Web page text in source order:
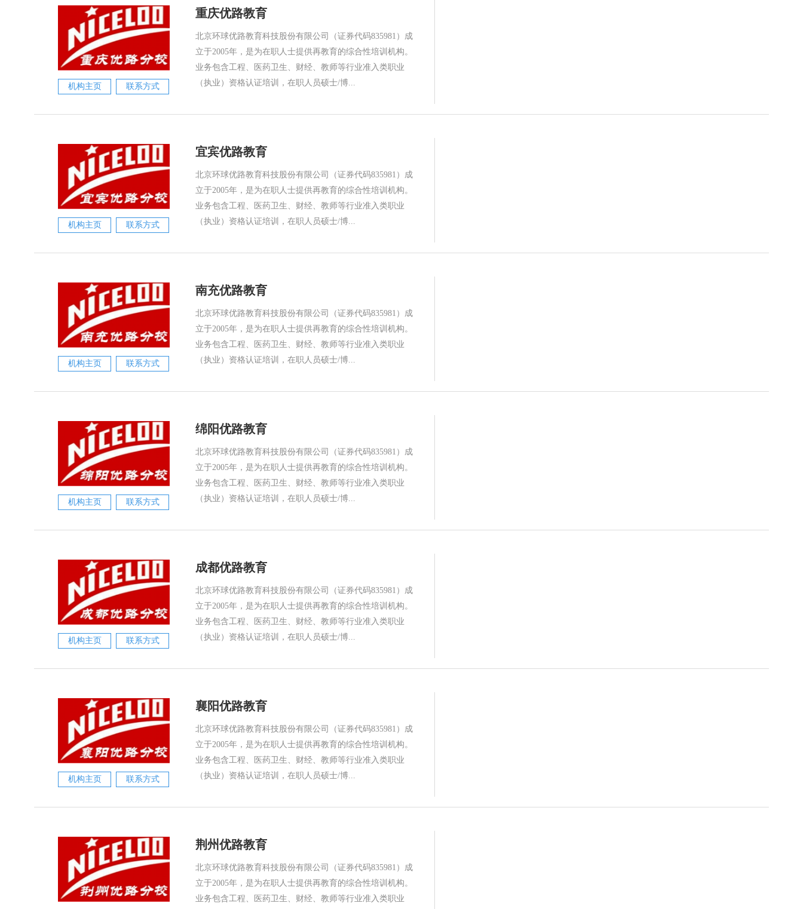
机构主页 联系方式
重庆优路教育
北京环球优路教育科技股份有限公司（证券代码835981）成
立于2005年，是为在职人士提供再教育的综合性培训机构。
业务包含工程、医药卫生、财经、教师等行业准入类职业
（执业）资格认证培训，在职人员硕士/博...
机构主页 联系方式
宜宾优路教育
北京环球优路教育科技股份有限公司（证券代码835981）成
立于2005年，是为在职人士提供再教育的综合性培训机构。
业务包含工程、医药卫生、财经、教师等行业准入类职业
（执业）资格认证培训，在职人员硕士/博...
机构主页 联系方式
南充优路教育
北京环球优路教育科技股份有限公司（证券代码835981）成
立于2005年，是为在职人士提供再教育的综合性培训机构。
业务包含工程、医药卫生、财经、教师等行业准入类职业
（执业）资格认证培训，在职人员硕士/博...
机构主页 联系方式
绵阳优路教育
北京环球优路教育科技股份有限公司（证券代码835981）成
立于2005年，是为在职人士提供再教育的综合性培训机构。
业务包含工程、医药卫生、财经、教师等行业准入类职业
（执业）资格认证培训，在职人员硕士/博...
机构主页 联系方式
成都优路教育
北京环球优路教育科技股份有限公司（证券代码835981）成
立于2005年，是为在职人士提供再教育的综合性培训机构。
业务包含工程、医药卫生、财经、教师等行业准入类职业
（执业）资格认证培训，在职人员硕士/博...
机构主页 联系方式
襄阳优路教育
北京环球优路教育科技股份有限公司（证券代码835981）成
立于2005年，是为在职人士提供再教育的综合性培训机构。
业务包含工程、医药卫生、财经、教师等行业准入类职业
（执业）资格认证培训，在职人员硕士/博...
荆州优路教育
北京环球优路教育科技股份有限公司（证券代码835981）成
立于2005年，是为在职人士提供再教育的综合性培训机构。
业务包含工程、医药卫生、财经、教师等行业准入类职业